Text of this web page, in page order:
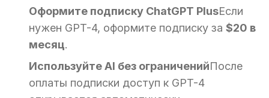
Оформите подписку ChatGPT PlusЕсли
нужен GPT-4, оформите подписку за $20 в
месяц.
Используйте AI без ограниченийПосле
оплаты подписки доступ к GPT-4